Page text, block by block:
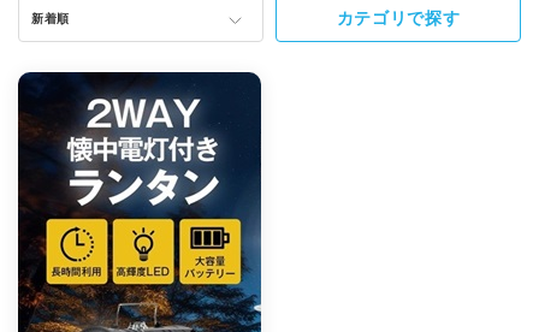
新着順 カテゴリで探す